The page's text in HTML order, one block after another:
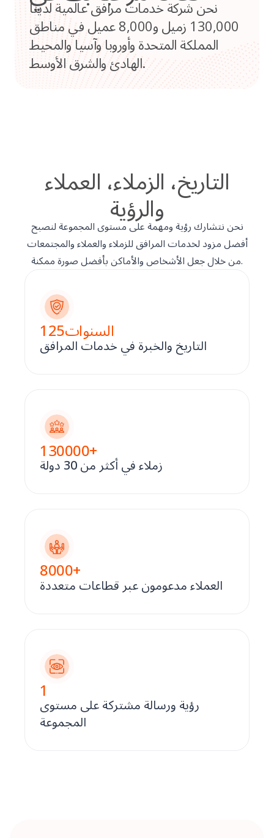
نحن شركة خدمات مرافق عالمية لدينا
130,000 زميل و8,000 عميل في مناطق
المملكة المتحدة وأوروبا وآسيا والمحيط
الهادئ والشرق الأوسط.
التاريخ، الزملاء، العملاء
والرؤية
نحن نتشارك رؤية ومهمة على مستوى المجموعة لنصبح
أفضل مزود لخدمات المرافق للزملاء والعملاء والمجتمعات
من خلال جعل الأشخاص والأماكن بأفضل صورة ممكنة.
125السنوات
التاريخ والخبرة في خدمات المرافق
130000+
زملاء في أكثر من 30 دولة
8000+
العملاء مدعومون عبر قطاعات متعددة
1
رؤية ورسالة مشتركة على مستوى
المجموعة